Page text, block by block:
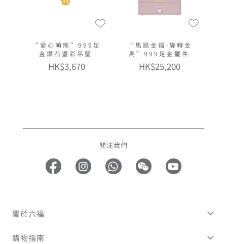
“愛心萌熊”999足
金鑽石鎏彩吊墜
HK$3,670
“馬踏金福-旋轉金
馬”999足金擺件
HK$25,200
關注我們
關於六福
購物指南